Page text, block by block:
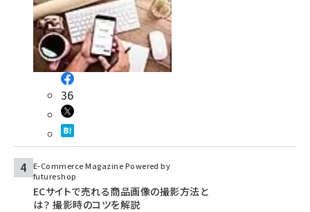
36
E-Commerce Magazine Powered by
futureshop
ECサイトで売れる商品画像の撮影方法と
は？ 撮影時のコツを解説